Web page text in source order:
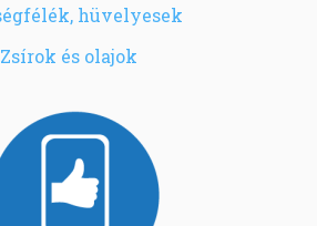
hüvelyesek
Zsírok és olajok